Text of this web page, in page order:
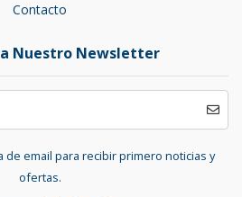
Contacto
Nuestro Newsletter
de email para recibir primero noticias y
ofertas.